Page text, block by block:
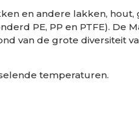
en andere lakken, hout,
PE, PP en PTFE). De
van de grote diversiteit
temperaturen.